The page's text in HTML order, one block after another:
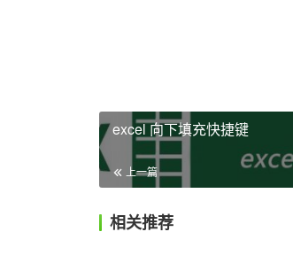
excel 向下填充快捷键
上一篇
相关推荐